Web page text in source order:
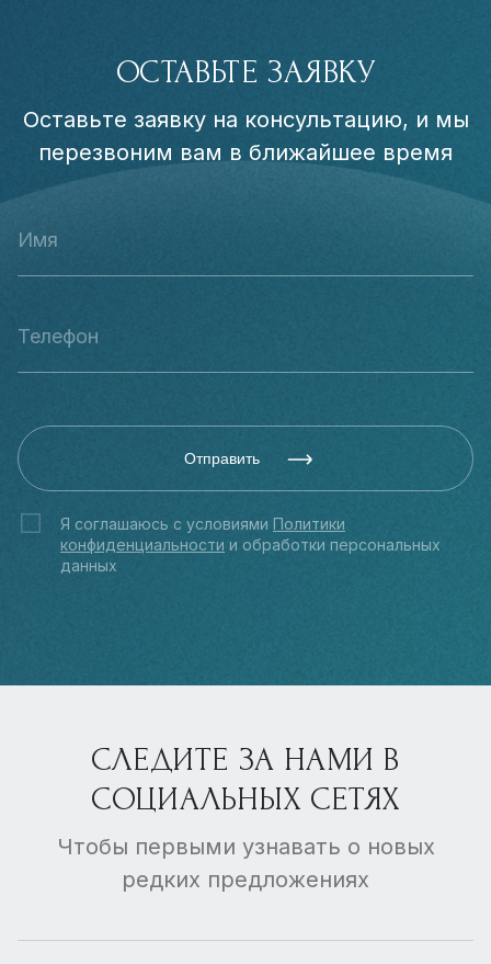
ОСТАВЬТЕ ЗАЯВКУ
Оставьте заявку на консультацию, и мы
перезвоним вам в ближайшее время
Отправить
Я соглашаюсь с условиями Политики
конфиденциальности и обработки персональных
данных
СЛЕДИТЕ ЗА НАМИ В
СОЦИАЛЬНЫХ СЕТЯХ
Чтобы первыми узнавать о новых
редких предложениях